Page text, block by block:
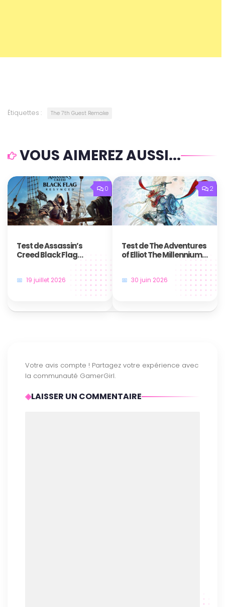
Étiquettes : The 7th Guest Remake
VOUS AIMEREZ AUSSI...
0
Test de Assassin’s
Creed Black Flag
Resynced : Le plus
grand des jeux de
pirates revient plus
majestueux que jamais
19 juillet 2026
2
Test de The Adventures
of Elliot The Millennium
Tales – Une aventure
temporelle qui nous fait
voyager
30 juin 2026
LAISSER UN COMMENTAIRE